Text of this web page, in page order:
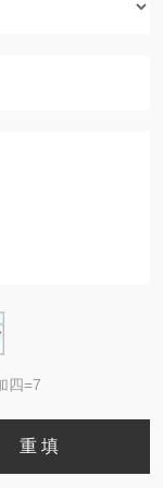
四=7